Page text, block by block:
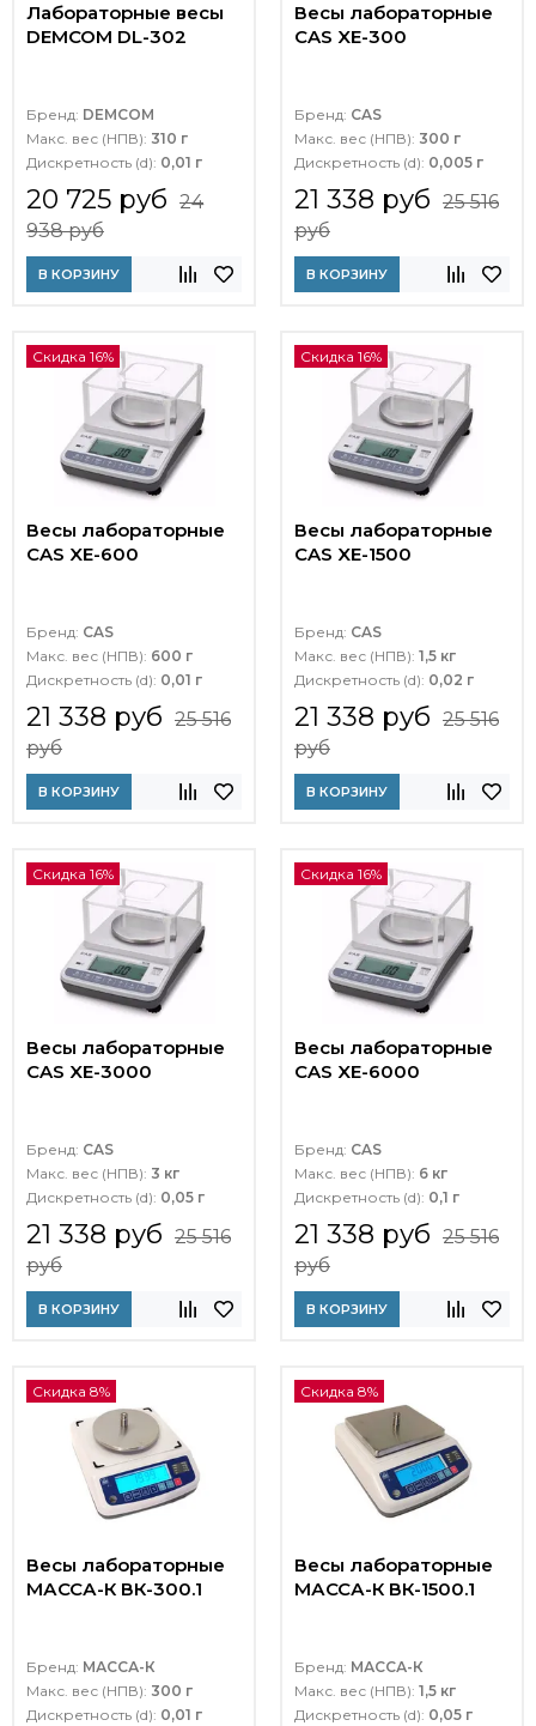
Лабораторные весы
DEMCOM DL-302
Бренд: DEMCOM
Макс. вес (НПВ): 310 г
Дискретность (d): 0,01 г
20 725 руб 24
938 руб
В КОРЗИНУ
Весы лабораторные
CAS XE-300
Бренд: CAS
Макс. вес (НПВ): 300 г
Дискретность (d): 0,005 г
21 338 руб 25 516
руб
В КОРЗИНУ
Скидка 16%
Весы лабораторные
CAS XE-600
Бренд: CAS
Макс. вес (НПВ): 600 г
Дискретность (d): 0,01 г
21 338 руб 25 516
руб
В КОРЗИНУ
Скидка 16%
Весы лабораторные
CAS XE-1500
Бренд: CAS
Макс. вес (НПВ): 1,5 кг
Дискретность (d): 0,02 г
21 338 руб 25 516
руб
В КОРЗИНУ
Скидка 16%
Весы лабораторные
CAS XE-3000
Бренд: CAS
Макс. вес (НПВ): 3 кг
Дискретность (d): 0,05 г
21 338 руб 25 516
руб
В КОРЗИНУ
Скидка 16%
Весы лабораторные
CAS XE-6000
Бренд: CAS
Макс. вес (НПВ): 6 кг
Дискретность (d): 0,1 г
21 338 руб 25 516
руб
В КОРЗИНУ
Скидка 8%
Весы лабораторные
МАССА-К ВК-300.1
Бренд: МАССА-К
Макс. вес (НПВ): 300 г
Дискретность (d): 0,01 г
Скидка 8%
Весы лабораторные
МАССА-К ВК-1500.1
Бренд: МАССА-К
Макс. вес (НПВ): 1,5 кг
Дискретность (d): 0,05 г